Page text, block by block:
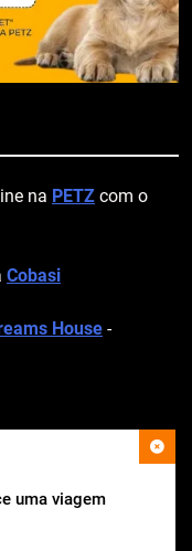
uma viagem
na PETZ com o
Cobasi
House -